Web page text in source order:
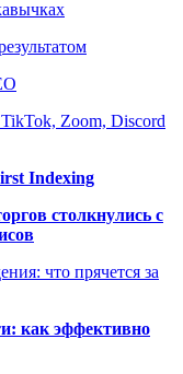
Zoom, Discord
Indexing
столкнулись с
что прячется за
как эффективно